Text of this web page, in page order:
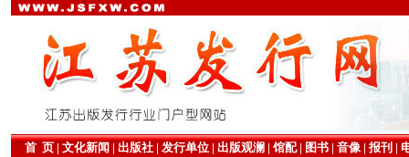
首 页| 文化新闻 | 出版社| 发行单位| 出版观澜 | 馆配| 图书| 音像| 报刊 |